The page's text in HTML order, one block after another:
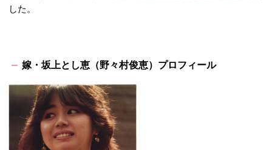
した。
嫁・坂上とし恵（野々村俊恵）プロフィール